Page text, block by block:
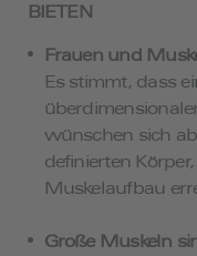
BIETEN
Frauen und
Es stimmt, dass
wünschen sich
definierten
Muskelaufbau
Große Muskeln